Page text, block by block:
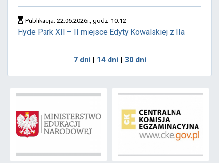
Publikacja: 22.06.2026r., godz. 10:12
Hyde Park XII – II miejsce Edyty Kowalskiej z IIa
7 dni| 14 dni| 30 dni